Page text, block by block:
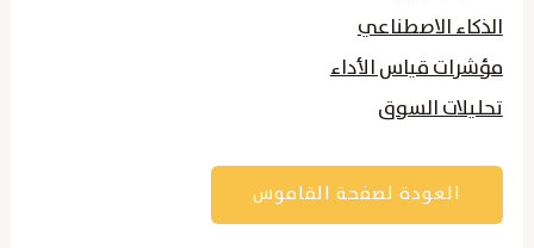
الذكاء الاصطناعي
مؤشرات قياس الأداء
تحليلات السوق
العودة لصفحة القاموس